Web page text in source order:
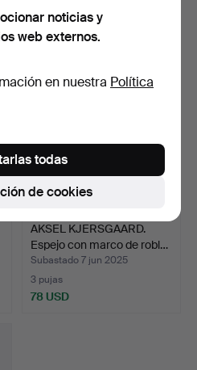
47 USD
AKSEL KJERSGAARD.
Espejo con marco de robl…
Subastado 7 jun 2025
3 pujas
78 USD
noticias y
web externos.
en nuestra Política
de cookies
todas